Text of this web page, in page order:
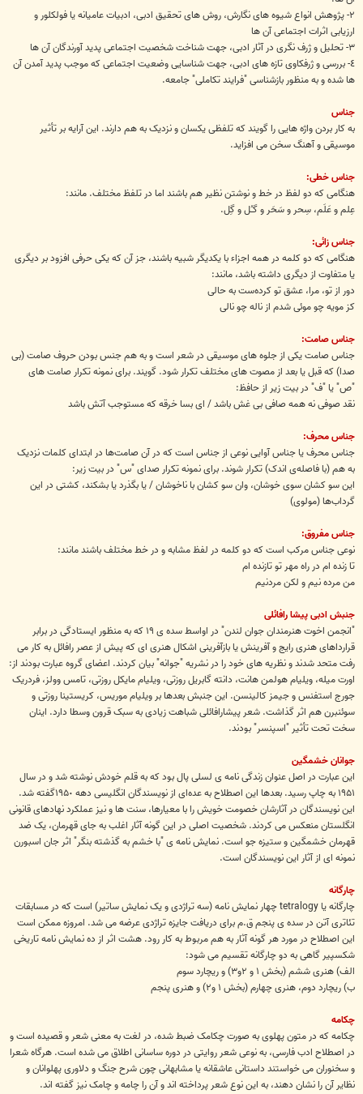
٢- پژوهش انواع شیوه های نگارش، روش های تحقیق ادبی، ادبیات عامیانه یا فولکلور و
ارزیابی اثرات اجتماعی آن ها
۳- تحلیل و ژرف نگری در آثار ادبی، جهت شناخت شخصیت اجتماعی پدید آورندگان آن ها
٤- بررسی و ژرفکاوی تازه های ادبی، جهت شناسایی وضعیت اجتماعی که موجب پدید آمدن آن
ها شده و به منظور بازشناسی "فرایند تکاملی" جامعه.
جناس
به کار بردن واژه هایی را گویند که تلفظی یکسان و نزدیک به هم دارند. این آرایه بر تأثیر
موسیقی و آهنگ سخن می افزاید.
جناس خطی:
هنگامی که دو لفظ در خط و نوشتن نظیر هم باشند اما در تلفظ مختلف. مانند:
عِلم و عَلَم، سِحر و سَحَر و گـُل و گِل.
جناس زائی:
هنگامی که دو کلمه در همه اجزاء با یکدیگر شبیه باشند، جز آن که یکی حرفی افزود بر دیگری
یا متفاوت از دیگری داشته باشد، مانند:
دور از تو، مرا، عشق تو کرده‌ست به حالی
کز مویه چو موئی شدم از ناله چو نالی
جناس صامت:
جناس صامت یکی از جلوه های موسیقی در شعر است و به هم جنس بودن حروف صامت (بی
صدا) که قبل یا بعد از مصوت های مختلف تکرار شود. گویند. برای نمونه تکرار صامت های
"ص" یا "ف" در بیت زیر از حافظ:
نقد صوفی نه همه صافی بی غش باشد / ای بسا خرقه که مستوجب آتش باشد
جناس محرف:
جناس محرف یا جناس آوایی نوعی از جناس است که در آن صامت‌ها در ابتدای کلمات نزدیک
به هم (با فاصله‌ی اندک) تکرار شوند. برای نمونه تکرار صدای "س" در بیت زیر:
این سو کشان سوی خوشان، وان سو کشان با ناخوشان / یا بگذرد یا بشکند، کشتی در این
گرداب‌ها (مولوی)
جناس مفروق:
نوعی جناس مرکب است که دو کلمه در لفظ مشابه و در خط مختلف باشند مانند:
تا زنده ام در راه مهر تو تازنده ام
من مرده نیم و لکن مردنیم
جنبش ادبی پیشا رافائلی
"انجمن اخوت هنرمندان جوان لندن" در اواسط سده ی ١٩ که به منظور ایستادگی در برابر
قرارداهای هنری رایج و آفرینش یا بازآفرینی اشکال هنری ای که پیش از عصر رافائل به کار می
رفت متحد شدند و نظریه های خود را در نشریه "جوانه" بیان کردند. اعضای گروه عبارت بودند از:
اورت میله، ویلیام هولمن هانت، دانته گابریل روزتی، ویلیام مایکل روزتی، تامس وولز، فردریک
جورج استفنس و جیمز کالینسن. این جنبش بعدها بر ویلیام موریس، کریستینا روزتی و
سوئنبرن هم اثر گذاشت. شعر پیشارافائلی شباهت زیادی به سبک قرون وسطا دارد. اینان
سخت تحت تأثیر "اسپنسر" بودند.
جوانان خشمگین
این عبارت در اصل عنوان زندگی نامه ی لسلی پال بود که به قلم خودش نوشته شد و در سال
١٩۵١ به چاپ رسید. بعدها این اصطلاح به عده‌ای از نویسندگان انگلیسی دهه ١٩۵٠گفته شد.
این نویسندگان در آثارشان خصومت خویش را با معیارها، سنت ها و نیز عملکرد نهادهای قانونی
انگلستان منعکس می کردند. شخصیت اصلی در این گونه آثار اغلب به جای قهرمان، یک ضد
قهرمان خشمگین و ستیزه جو است. نمایش نامه ی "با خشم به گذشته بنگر" اثر جان اسبورن
نمونه ای از آثار این نویسندگان است.
چارگانه
چارگانه یا tetralogy چهار نمایش نامه (سه تراژدی و یک نمایش ساتیر) است که در مسابقات
تئاتری آتن در سده ی پنجم ق.م برای دریافت جایزه تراژدی عرضه می شد. امروزه ممکن است
این اصطلاح در مورد هر گونه آثار به هم مربوط به کار رود. هشت اثر از ده نمایش نامه تاریخی
شکسپیر گاهی به دو چارگانه تقسیم می شود:
الف) هنری ششم (بخش ١ و ٢و۳) و ریچارد سوم
ب) ریچارد دوم، هنری چهارم (بخش ١ و٢) و هنری پنجم
چکامه
چکامه که در متون پهلوی به صورت چکامک ضبط شده، در لغت به معنی شعر و قصیده است و
در اصطلاح ادب فارسی، به نوعی شعر روایتی در دوره ساسانی اطلاق می شده است. هرگاه شعرا
و سخنوران می خواستند داستانی عاشقانه یا مشابهانی چون شرح جنگ و دلاوری پهلوانان و
نظایر آن را نشان دهند، به این نوع شعر پرداخته اند و آن را چامه و چامک نیز گفته اند.